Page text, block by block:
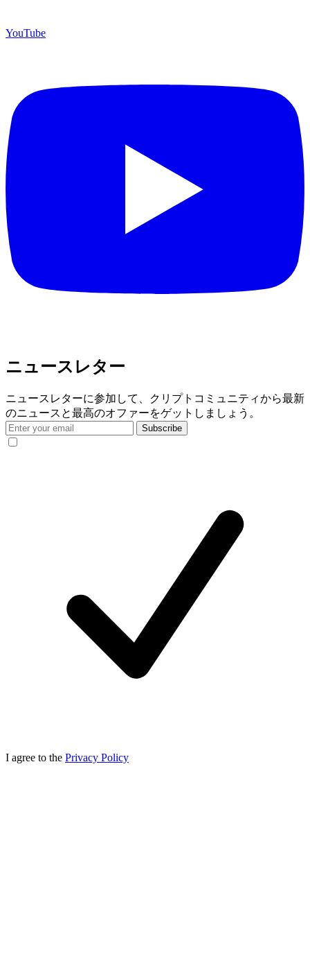
YouTube
ニュースレター
ニュースレターに参加して、クリプトコミュニティから最新
のニュースと最高のオファーをゲットしましょう。
Subscribe
I agree to the Privacy Policy